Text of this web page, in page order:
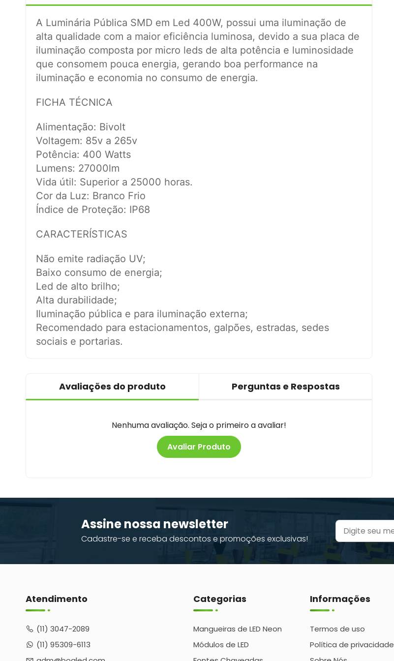
A Luminária Pública SMD em Led 400W, possui uma iluminação de
alta qualidade com a maior eficiência luminosa, devido a sua placa de
iluminação composta por micro leds de alta potência e luminosidade
que consomem pouca energia, gerando boa performance na
iluminação e economia no consumo de energia.
FICHA TÉCNICA
Alimentação: Bivolt
Voltagem: 85v a 265v
Potência: 400 Watts
Lumens: 27000lm
Vida útil: Superior a 25000 horas.
Cor da Luz: Branco Frio
Índice de Proteção: IP68
CARACTERÍSTICAS
Não emite radiação UV;
Baixo consumo de energia;
Led de alto brilho;
Alta durabilidade;
Iluminação pública e para iluminação externa;
Recomendado para estacionamentos, galpões, estradas, sedes
sociais e portarias.
Avaliações do produto Perguntas e Respostas
Nenhuma avaliação. Seja o primeiro a avaliar!
Avaliar Produto
Assine nossa newsletter
Cadastre-se e receba descontos e promoções exclusivas!
Categorias
Mangueiras de LED Neon
Módulos de LED
Informações
Termos de uso
Política de privacidade
Atendimento
(11) 3047-2089
(11) 95309-6113